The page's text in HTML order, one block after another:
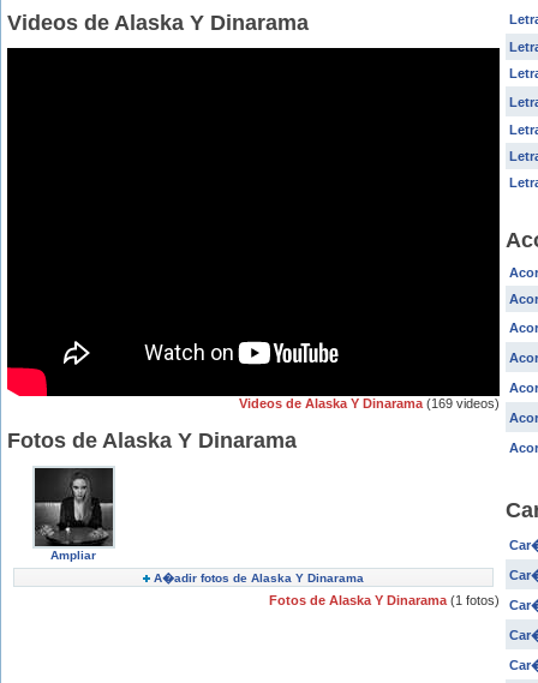
Videos de Alaska Y Dinarama
Videos de Alaska Y Dinarama (169 videos)
Fotos de Alaska Y Dinarama
Ampliar
A�adir fotos de Alaska Y Dinarama
Fotos de Alaska Y Dinarama (1 fotos)